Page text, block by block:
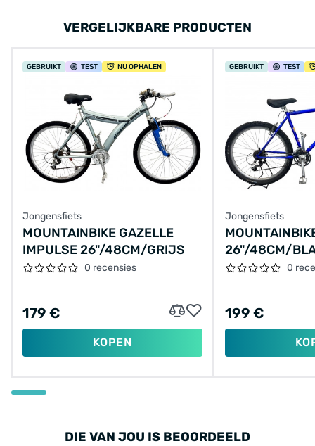
VERGELIJKBARE PRODUCTEN
GEBRUIKT TEST NU OPHALEN
Jongensfiets
MOUNTAINBIKE GAZELLE
IMPULSE 26"/48CM/GRIJS
0 recensies
179 €
KOPEN
GEBRUIKT TEST
Jongensfiets
26"/48CM/
0
199 €
DIE VAN JOU IS BEOORDEELD